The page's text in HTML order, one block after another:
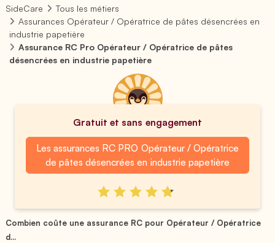
SideCare
Tous les métiers
Assurances Opérateur / Opératrice de pâtes désencrées en
industrie papetière
Assurance RC Pro Opérateur / Opératrice de pâtes
désencrées en industrie papetière
Gratuit et sans engagement
Les assurances RC PRO Opérateur / Opératrice
de pâtes désencrées en industrie papetière
Combien coûte une assurance RC pour Opérateur / Opératrice
d...